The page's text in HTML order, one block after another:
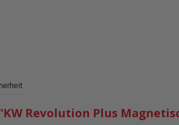
Revolution Plus